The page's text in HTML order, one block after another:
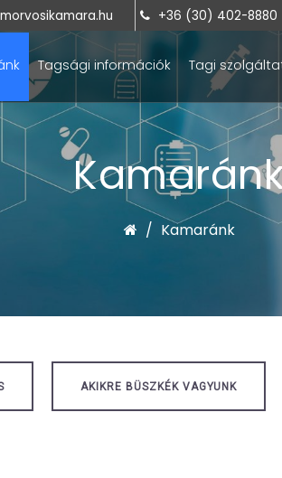
+36 (30) 402-8880
Tagsági információk Tagi
Kamaránk
AKIKRE BÜSZKÉK VAGYUNK